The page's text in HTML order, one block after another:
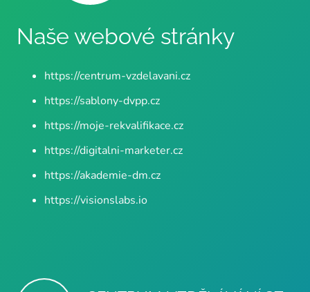
Naše webové stránky
https://centrum-vzdelavani.cz
https://sablony-dvpp.cz
https://moje-rekvalifikace.cz
https://digitalni-marketer.cz
https://akademie-dm.cz
https://visionslabs.io